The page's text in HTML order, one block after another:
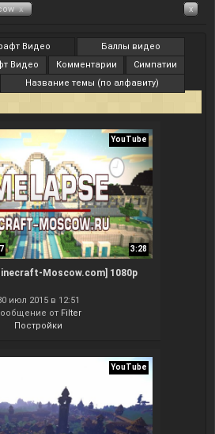
x x
Видео
Баллы видео
Видео
Комментарии
Симпатии
Название темы (по алфавиту)
YouTube
3:28
Moscow.com] 1080p
июл 2015 в 12:51
от Filter
Постройки
YouTube